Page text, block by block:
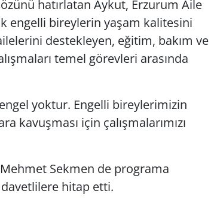
hatırlatan Aykut, Erzurum Aile
engelli bireylerin yaşam kalitesini
destekleyen, eğitim, bakım ve
temel görevleri arasında
yoktur. Engelli bireylerimizin
kavuşması için çalışmalarımızı
Sekmen de programa
hitap etti.